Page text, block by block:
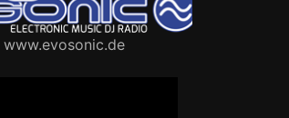
www.evosonic.de